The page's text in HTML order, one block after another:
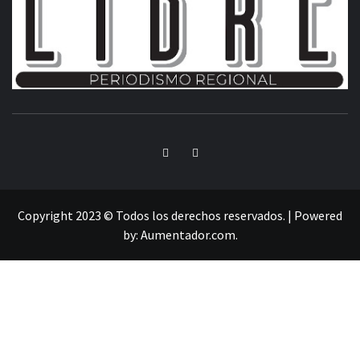
Copyright 2023 © Todos los derechos reservados. | Powered
by: Aumentador.com.